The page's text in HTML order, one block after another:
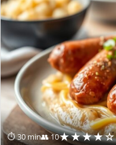
⏱ 30 min👥 10★★★★☆